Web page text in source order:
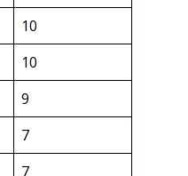
10
10
9
7
7